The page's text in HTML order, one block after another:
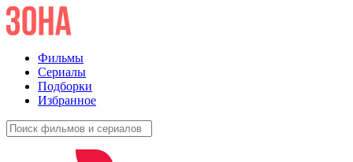
Фильмы
Сериалы
Подборки
Избранное